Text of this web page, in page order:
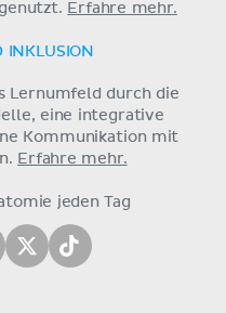
Erfahre mehr.
INKLUSION
Lernumfeld durch die
eine integrative
Kommunikation mit
Erfahre mehr.
jeden Tag